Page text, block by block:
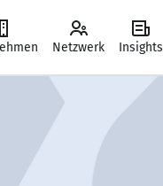
Netzwerk Insights